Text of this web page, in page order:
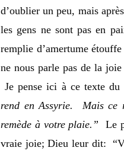
d’oublier un peu, mais
les gens ne sont pas en
remplie d’amertume
ne nous parle pas de la
Je pense ici à ce texte
rend en Assyrie. Mais ce
remède à votre plaie.”
Le
vraie joie; Dieu leur dit: